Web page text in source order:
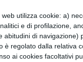
utilizza cookie: a)
e di profilazione,
abitudini di navigazione)
è regolato dalla relativa
ai cookies facoltativi
Buckingham
la sua famiglia
maggiordomo
di